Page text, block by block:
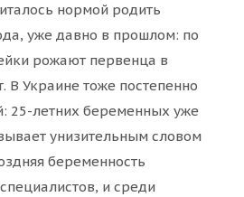
нормой родить
уже давно в прошлом: по
рожают первенца в
В Украине тоже постепенно
25-летних беременных уже
унизительным словом
беременность
и среди